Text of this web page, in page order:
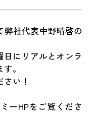
弊社代表中野晴啓の
日にリアルとオンラ
。
い！
ーHPをご覧くださ